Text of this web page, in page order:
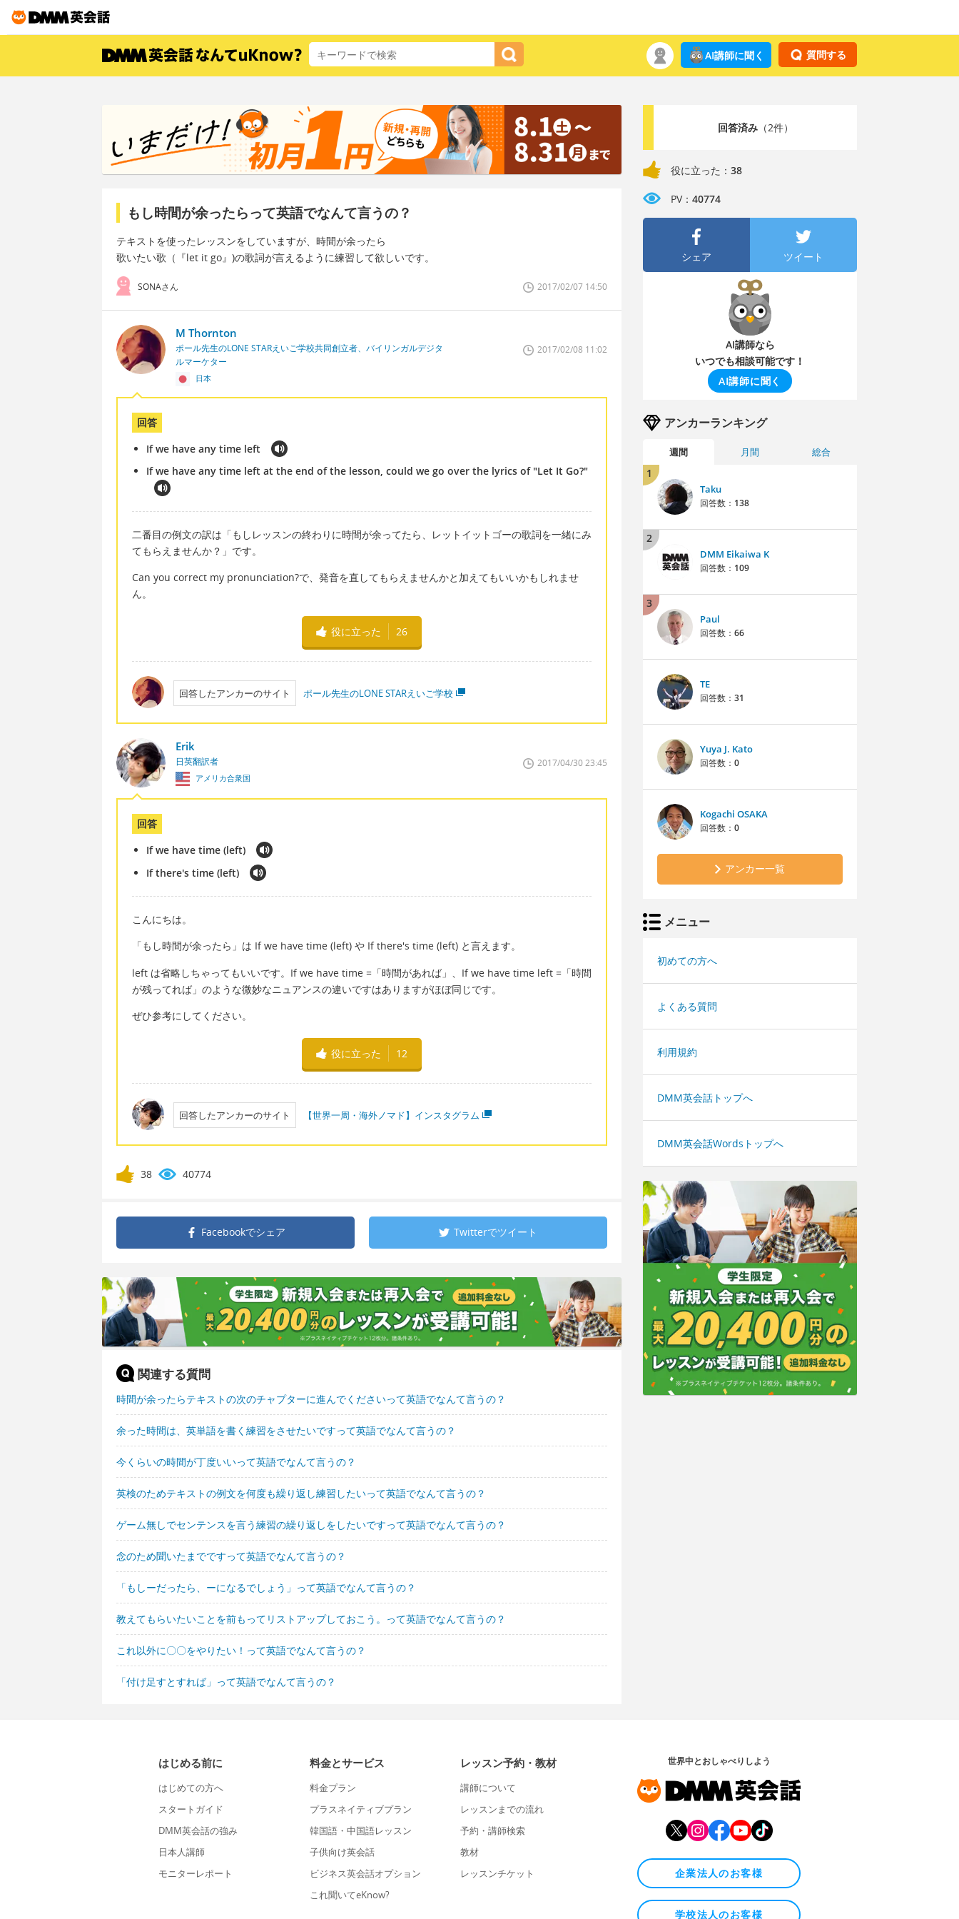
質問する
AI講師に聞く
もし時間が余ったらって英語でなんて言うの？
テキストを使ったレッスンをしていますが、時間が余ったら
歌いたい歌（『let it go』)の歌詞が言えるように練習して欲しいです。
SONAさん 2017/02/07 14:50
M Thornton
ポール先生のLONE STARえいご学校共同創立者、バイリンガルデジタ
ルマーケター
日本
2017/02/08 11:02
回答
If we have any time left
If we have any time left at the end of the lesson, could we go over the lyrics of "Let It Go?"
二番目の例文の訳は「もしレッスンの終わりに時間が余ってたら、レットイットゴーの歌詞を一緒にみ
てもらえませんか？」です。
Can you correct my pronunciation?で、発音を直してもらえませんかと加えてもいいかもしれませ
ん。
役に立った 26
回答したアンカーのサイト ポール先生のLONE STARえいご学校
Erik
日英翻訳者
アメリカ合衆国
2017/04/30 23:45
回答
If we have time (left)
If there's time (left)
こんにちは。
「もし時間が余ったら」は If we have time (left) や If there's time (left) と言えます。
left は省略しちゃってもいいです。If we have time =「時間があれば」、If we have time left =「時間
が残ってれば」のような微妙なニュアンスの違いですはありますがほぼ同じです。
ぜひ参考にしてください。
役に立った 12
回答したアンカーのサイト 【世界一周・海外ノマド】インスタグラム
38 40774
Facebookでシェア Twitterでツイート
関連する質問
時間が余ったらテキストの次のチャプターに進んでくださいって英語でなんて言うの？
余った時間は、英単語を書く練習をさせたいですって英語でなんて言うの？
今くらいの時間が丁度いいって英語でなんて言うの？
英検のためテキストの例文を何度も繰り返し練習したいって英語でなんて言うの？
ゲーム無しでセンテンスを言う練習の繰り返しをしたいですって英語でなんて言うの？
念のため聞いたまでですって英語でなんて言うの？
「もしーだったら、ーになるでしょう」って英語でなんて言うの？
教えてもらいたいことを前もってリストアップしておこう。って英語でなんて言うの？
これ以外に〇〇をやりたい！って英語でなんて言うの？
「付け足すとすれば」って英語でなんて言うの？
回答済み（2件）
役に立った： 38
PV： 40774
シェア ツイート
AI講師なら
いつでも相談可能です！
AI講師に聞く
アンカーランキング
週間 月間 総合
1
Taku
回答数： 138
2
DMM Eikaiwa K
回答数： 109
3
Paul
回答数： 66
TE
回答数： 31
Yuya J. Kato
回答数： 0
Kogachi OSAKA
回答数： 0
アンカー一覧
メニュー
初めての方へ
よくある質問
利用規約
DMM英会話トップへ
DMM英会話Wordsトップへ
はじめる前に
はじめての方へ
スタートガイド
DMM英会話の強み
日本人講師
モニターレポート
料金とサービス
料金プラン
プラスネイティブプラン
韓国語・中国語レッスン
子供向け英会話
ビジネス英会話オプション
これ聞いてeKnow?
レッスン予約・教材
講師について
レッスンまでの流れ
予約・講師検索
教材
レッスンチケット
世界中とおしゃべりしよう
企業法人のお客様
学校法人のお客様